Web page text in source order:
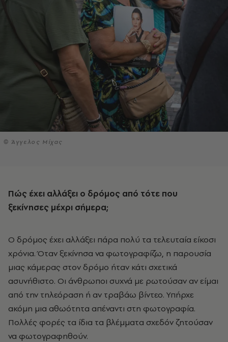
© Άγγελος Μίχας
Πώς έχει αλλάξει ο δρόμος από τότε που
ξεκίνησες μέχρι σήμερα;
Ο δρόμος έχει αλλάξει πάρα πολύ τα τελευταία είκοσι
χρόνια. Όταν ξεκίνησα να φωτογραφίζω, η παρουσία
μιας κάμερας στον δρόμο ήταν κάτι σχετικά
ασυνήθιστο. Οι άνθρωποι συχνά με ρωτούσαν αν είμαι
από την τηλεόραση ή αν τραβάω βίντεο. Υπήρχε
ακόμη μια αθωότητα απέναντι στη φωτογραφία.
Πολλές φορές τα ίδια τα βλέμματα σχεδόν ζητούσαν
να φωτογραφηθούν.